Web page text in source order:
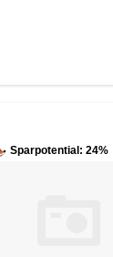
Sparpotential: 24%